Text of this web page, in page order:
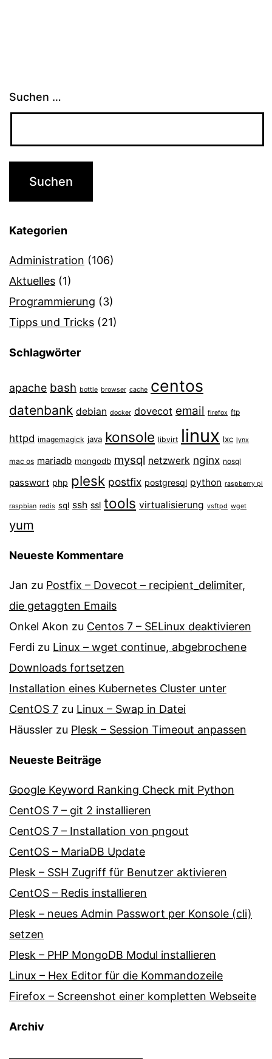
Suchen …
Kategorien
Administration (106)
Aktuelles (1)
Programmierung (3)
Tipps und Tricks (21)
Schlagwörter
apache bash bottle browser cache centos
datenbank debian docker dovecot email firefox ftp
httpd imagemagick java konsole libvirt linux lxc lynx
mac os mariadb mongodb mysql netzwerk nginx nosql
passwort php plesk postfix postgresql python raspberry pi
raspbian redis sql ssh ssl tools virtualisierung vsftpd wget
yum
Neueste Kommentare
Jan zu Postfix – Dovecot – recipient_delimiter,
die getaggten Emails
Onkel Akon zu Centos 7 – SELinux de­ak­ti­vie­ren
Ferdi zu Linux – wget continue, abgebrochene
Downloads fortsetzen
Installation eines Kubernetes Cluster unter
CentOS 7 zu Linux – Swap in Datei
Häussler zu Plesk – Session Timeout anpassen
Neueste Beiträge
Google Keyword Ranking Check mit Python
CentOS 7 – git 2 installieren
CentOS 7 – Installation von pngout
CentOS – MariaDB Update
Plesk – SSH Zugriff für Benutzer aktivieren
CentOS – Redis installieren
Plesk – neues Admin Passwort per Konsole (cli)
setzen
Plesk – PHP MongoDB Modul installieren
Linux – Hex Editor für die Kommandozeile
Firefox – Screenshot einer kompletten Webseite
Archiv